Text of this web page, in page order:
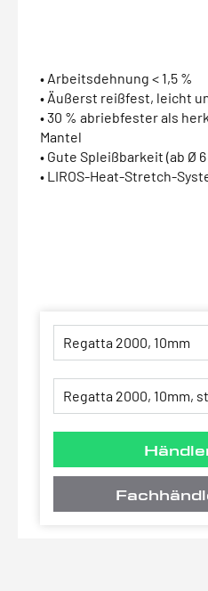
• Arbeitsdehnung < 1,5 %
• Äußerst reißfest, leicht
• 30 % abriebfester als
Mantel
• Gute Spleißbarkeit (ab Ø
• LIROS-Heat-Stretch-